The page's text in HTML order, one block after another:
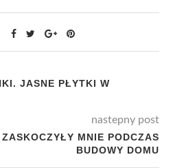
JASNE PŁYTKI W
nastepny post
MNIE PODCZAS
BUDOWY DOMU